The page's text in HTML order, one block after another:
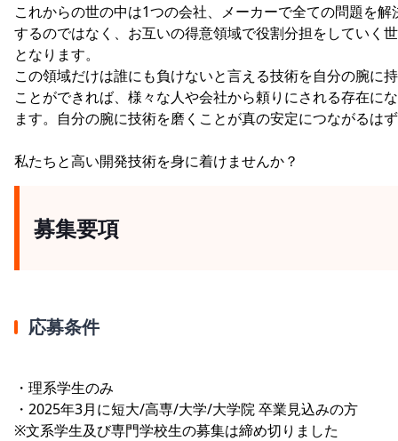
これからの世の中は1つの会社、メーカーで全ての問題を解
するのではなく、お互いの得意領域で役割分担をしていく
となります。
この領域だけは誰にも負けないと言える技術を自分の腕に
ことができれば、様々な人や会社から頼りにされる存在に
ます。自分の腕に技術を磨くことが真の安定につながるは
私たちと高い開発技術を身に着けませんか？
募集要項
応募条件
・理系学生のみ
・2025年3月に短大/高専/大学/大学院 卒業見込みの方
※文系学生及び専門学校生の募集は締め切りました